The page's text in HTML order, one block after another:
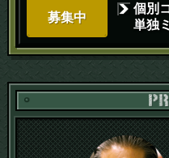
募集中
個別
単独